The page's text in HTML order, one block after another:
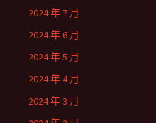
2024 年 7 月
2024 年 6 月
2024 年 5 月
2024 年 4 月
2024 年 3 月